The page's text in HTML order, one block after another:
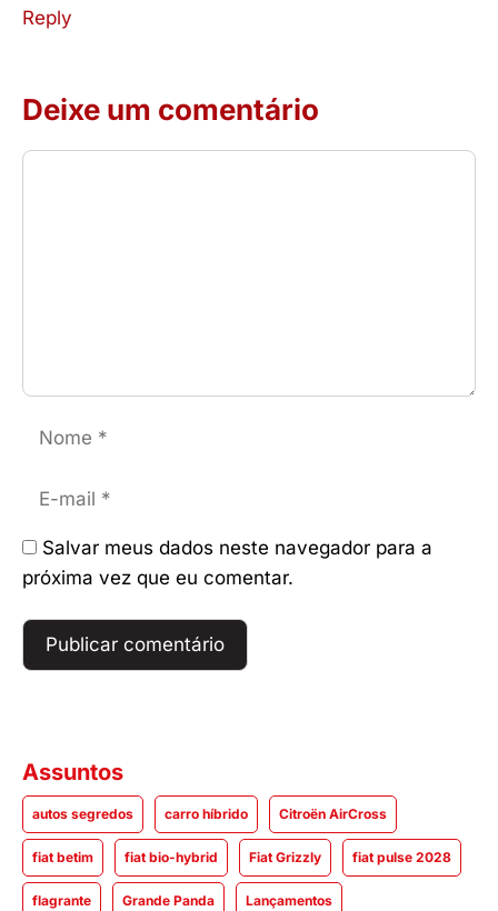
Reply
Deixe um comentário
Comentário
Nome
E-
mail
Salvar meus dados neste navegador para a
próxima vez que eu comentar.
Assuntos
autos segredos carro híbrido Citroën AirCross
fiat betim fiat bio-hybrid Fiat Grizzly fiat pulse 2028
flagrante Grande Panda Lançamentos